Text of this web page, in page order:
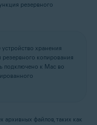
резервного
хранения
копирования
подключено к Mac во
архивных файлов, таких как